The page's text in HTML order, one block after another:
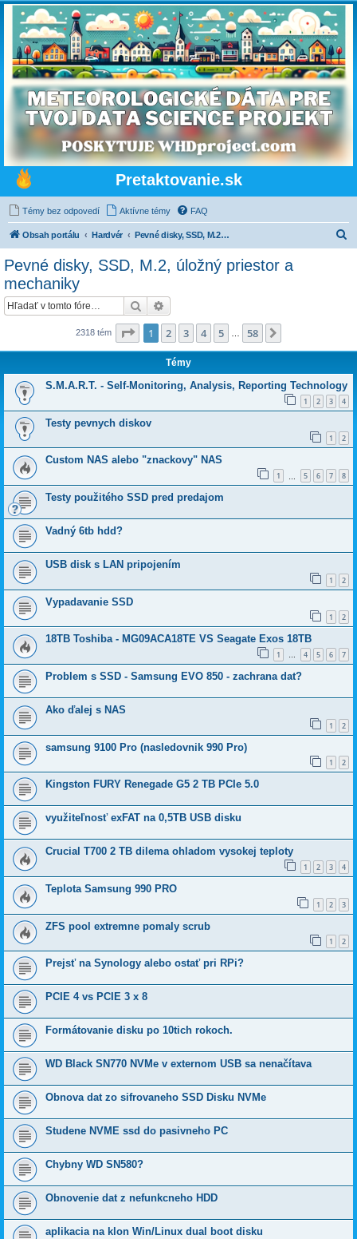
Pretaktovanie.sk
Témy bez odpovedí Aktívne témy FAQ
Obsah portálu Hardvér Pevné disky, SSD, M.2, úložný priestor a mechaniky
Pevné disky, SSD, M.2, úložný priestor a
mechaniky
Hľadať
2318 tém Strana z58
1 2 3 4 5 58
Témy
S.M.A.R.T. - Self-Monitoring, Analysis, Reporting Technology
1 2 3 4
Testy pevnych diskov
1 2
Custom NAS alebo "znackovy" NAS
1 5 6 7 8
Testy použitého SSD pred predajom
Vadný 6tb hdd?
USB disk s LAN pripojením
1 2
Vypadavanie SSD
1 2
18TB Toshiba - MG09ACA18TE VS Seagate Exos 18TB
1 … 4 5 6 7
Problem s SSD - Samsung EVO 850 - zachrana dat?
Ako ďalej s NAS
1 2
samsung 9100 Pro (nasledovnik 990 Pro)
1 2
Kingston FURY Renegade G5 2 TB PCIe 5.0
využiteľnosť exFAT na 0,5TB USB disku
Crucial T700 2 TB dilema ohladom vysokej teploty
1 2 3 4
Teplota Samsung 990 PRO
1 2 3
ZFS pool extremne pomaly scrub
1 2
Prejsť na Synology alebo ostať pri RPi?
PCIE 4 vs PCIE 3 x 8
Formátovanie disku po 10tich rokoch.
WD Black SN770 NVMe v externom USB sa nenačítava
Obnova dat zo sifrovaneho SSD Disku NVMe
Studene NVME ssd do pasivneho PC
Chybny WD SN580?
Obnovenie dat z nefunkcneho HDD
aplikacia na klon Win/Linux dual boot disku